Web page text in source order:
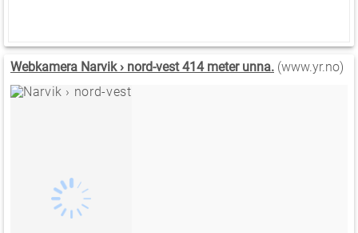
Webkamera Narvik › nord-vest 414 meter unna. (www.yr.no)